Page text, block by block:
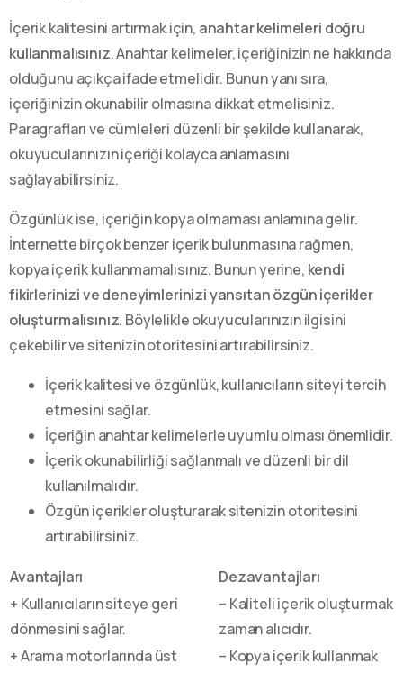
İçerik kalitesini artırmak için, anahtar kelimeleri doğru
kullanmalısınız. Anahtar kelimeler, içeriğinizin ne hakkında
olduğunu açıkça ifade etmelidir. Bunun yanı sıra,
içeriğinizin okunabilir olmasına dikkat etmelisiniz.
Paragrafları ve cümleleri düzenli bir şekilde kullanarak,
okuyucularınızın içeriği kolayca anlamasını
sağlayabilirsiniz.
Özgünlük ise, içeriğin kopya olmaması anlamına gelir.
İnternette birçok benzer içerik bulunmasına rağmen,
kopya içerik kullanmamalısınız. Bunun yerine, kendi
fikirlerinizi ve deneyimlerinizi yansıtan özgün içerikler
oluşturmalısınız. Böylelikle okuyucularınızın ilgisini
çekebilir ve sitenizin otoritesini artırabilirsiniz.
İçerik kalitesi ve özgünlük, kullanıcıların siteyi tercih
etmesini sağlar.
İçeriğin anahtar kelimelerle uyumlu olması önemlidir.
İçerik okunabilirliği sağlanmalı ve düzenli bir dil
kullanılmalıdır.
Özgün içerikler oluşturarak sitenizin otoritesini
artırabilirsiniz.
Avantajları
Dezavantajları
+ Kullanıcıların siteye geri
dönmesini sağlar.
– Kaliteli içerik oluşturmak
zaman alıcıdır.
+ Arama motorlarında üst
– Kopya içerik kullanmak